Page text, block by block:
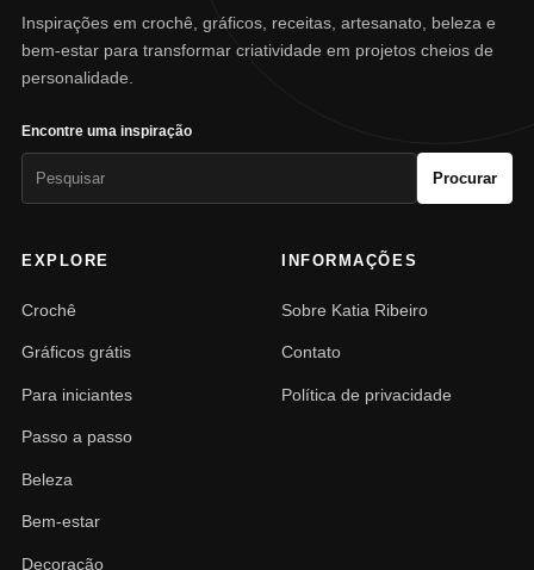
Inspirações em crochê, gráficos, receitas, artesanato, beleza e
bem-estar para transformar criatividade em projetos cheios de
personalidade.
Encontre uma inspiração
Procurar
EXPLORE
Crochê
Gráficos grátis
Para iniciantes
Passo a passo
Beleza
Bem-estar
Decoração
INFORMAÇÕES
Sobre Katia Ribeiro
Contato
Política de privacidade